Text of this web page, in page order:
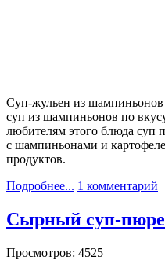
Суп-жульен из
суп из шампиньонов по
любителям этого блюда суп
с шампиньонами и
продуктов.
Подробнее... 1 комментарий
Сырный суп-пюре
Просмотров: 4525